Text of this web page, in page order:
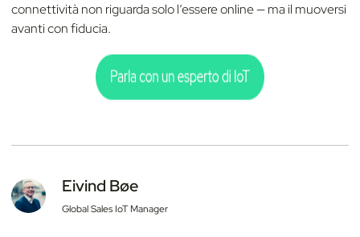
connettività non riguarda solo l’essere online — ma il muoversi
avanti con fiducia.
Eivind Bøe
Global Sales IoT Manager